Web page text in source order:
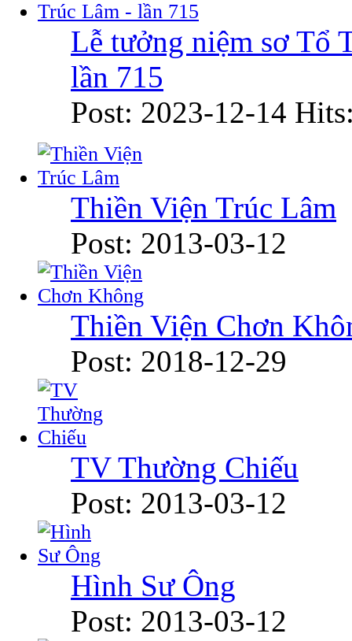
Lễ tưởng niệm sơ Tổ
lần 715
Post: 2023-12-14
Thiền Viện Trúc Lâm
Post: 2013-03-12
Thiền Viện Chơn
Post: 2018-12-29
TV Thường Chiếu
Post: 2013-03-12
Hình Sư Ông
Post: 2013-03-12